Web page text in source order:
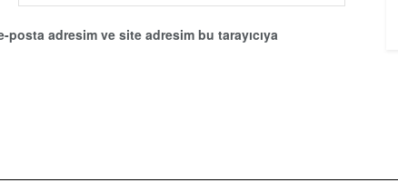
posta adresim ve site adresim bu tarayıcıya